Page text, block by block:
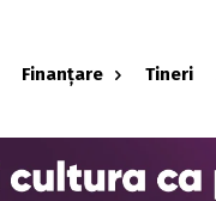
Finanțare Tineri